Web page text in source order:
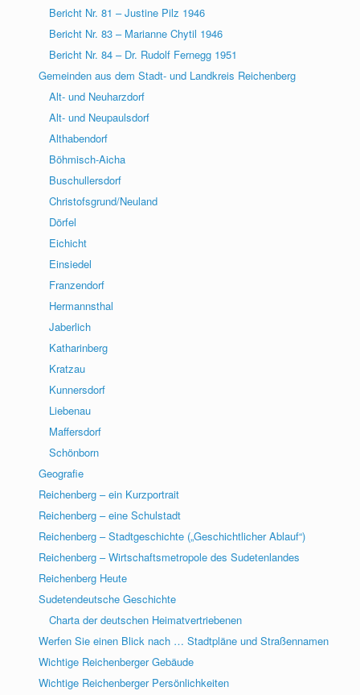
Bericht Nr. 81 – Justine Pilz 1946
Bericht Nr. 83 – Marianne Chytil 1946
Bericht Nr. 84 – Dr. Rudolf Fernegg 1951
Gemeinden aus dem Stadt- und Landkreis Reichenberg
Alt- und Neuharzdorf
Alt- und Neupaulsdorf
Althabendorf
Böhmisch-Aicha
Buschullersdorf
Christofsgrund/Neuland
Dörfel
Eichicht
Einsiedel
Franzendorf
Hermannsthal
Jaberlich
Katharinberg
Kratzau
Kunnersdorf
Liebenau
Maffersdorf
Schönborn
Geografie
Reichenberg – ein Kurzportrait
Reichenberg – eine Schulstadt
Reichenberg – Stadtgeschichte („Geschichtlicher Ablauf“)
Reichenberg – Wirtschaftsmetropole des Sudetenlandes
Reichenberg Heute
Sudetendeutsche Geschichte
Charta der deutschen Heimatvertriebenen
Werfen Sie einen Blick nach … Stadtpläne und Straßennamen
Wichtige Reichenberger Gebäude
Wichtige Reichenberger Persönlichkeiten